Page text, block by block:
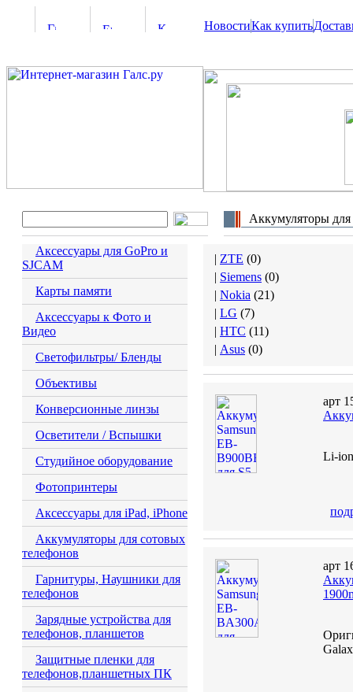
НовостиКак купить
Аккумуляторы
Аксессуары для GoPro и
SJCAM
Карты памяти
Аксессуары к Фото и
Видео
Светофильтры/ Бленды
Объективы
Конверсионные линзы
Осветители / Вспышки
Студийное оборудование
Фотопринтеры
Аксессуары для iPad, iPhone
Аккумуляторы для сотовых
телефонов
Гарнитуры, Наушники для
телефонов
Зарядные устройства для
телефонов, планшетов
Защитные пленки для
телефонов,планшетных ПК
| ZTE (0)
| Siemens (0)
| Nokia (21)
| LG (7)
| HTC (11)
| Asus (0)
арт
Li-ion
арт